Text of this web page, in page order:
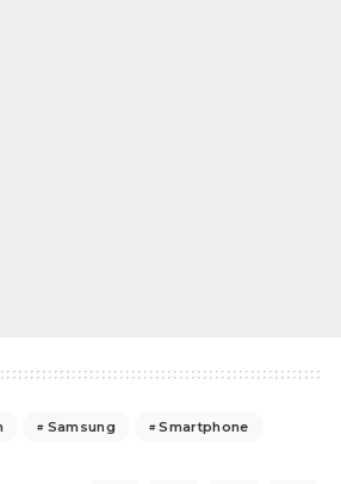
Samsung Smartphone